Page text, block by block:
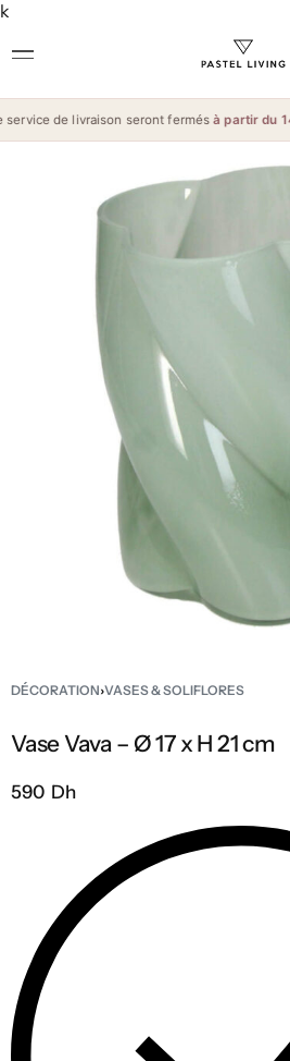
k
de livraison seront fermésà partir du
DÉCORATION›VASES & SOLIFLORES
Vase Vava – Ø 17 x H 21 cm
590 Dh